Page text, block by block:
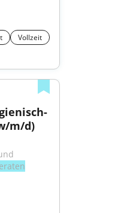
Vollzeit
m/d)